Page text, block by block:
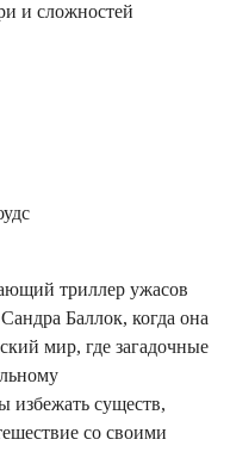
и сложностей
триллер ужасов
Баллок, когда она
мир, где загадочные
избежать существ,
со своими